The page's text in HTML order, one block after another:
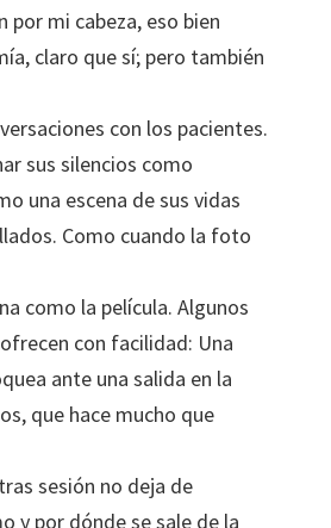
por mi cabeza, eso bien
claro que sí; pero también
con los pacientes.
sus silencios como
una escena de sus vidas
Como cuando la foto
como la película. Algunos
con facilidad: Una
ante una salida en la
que hace mucho que
sesión no deja de
y por dónde se sale de la